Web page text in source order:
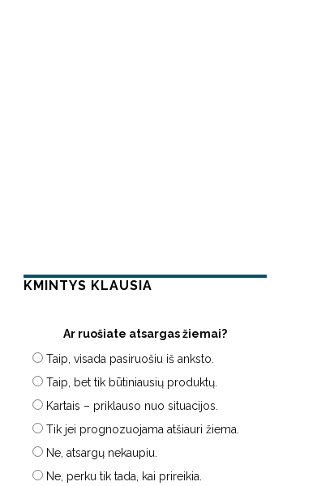
KMINTYS KLAUSIA
Ar ruošiate atsargas žiemai?
Taip, visada pasiruošiu iš anksto.
Taip, bet tik būtiniausių produktų.
Kartais – priklauso nuo situacijos.
Tik jei prognozuojama atšiauri žiema.
Ne, atsargų nekaupiu.
Ne, perku tik tada, kai prireikia.